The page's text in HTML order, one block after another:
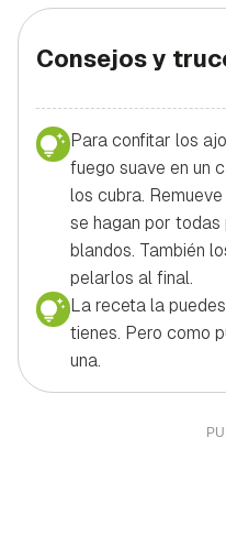
Consejos y
Para confitar los
fuego suave en un
los cubra.
se hagan por todas
blandos. También
pelarlos al final.
La receta la
tienes. Pero como
una.